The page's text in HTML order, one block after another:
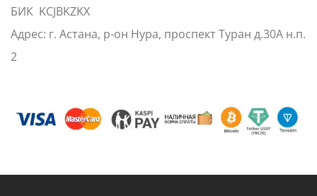
БИК KCJBKZKX
Адрес: г. Астана, р-он Нура, проспект Туран д.30А н.п.
2